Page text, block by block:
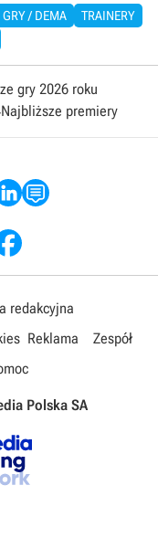
GRY / DEMA
TRAINERY
gry 2026 roku
Najbliższe premiery
redakcyjna
Reklama
Zespół
Polska SA